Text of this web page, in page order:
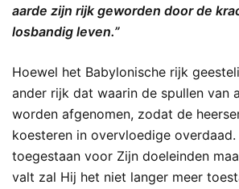
aarde zijn rijk geworden door de
losbandig leven.”
Hoewel het Babylonische rijk
ander rijk dat waarin de spullen van
worden afgenomen, zodat de
koesteren in overvloedige
toegestaan voor Zijn doeleinden
valt zal Hij het niet langer meer